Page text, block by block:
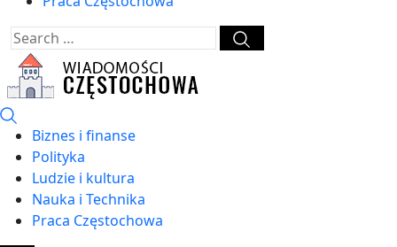
Biznes i finanse
Polityka
Ludzie i kultura
Nauka i Technika
Praca Częstochowa